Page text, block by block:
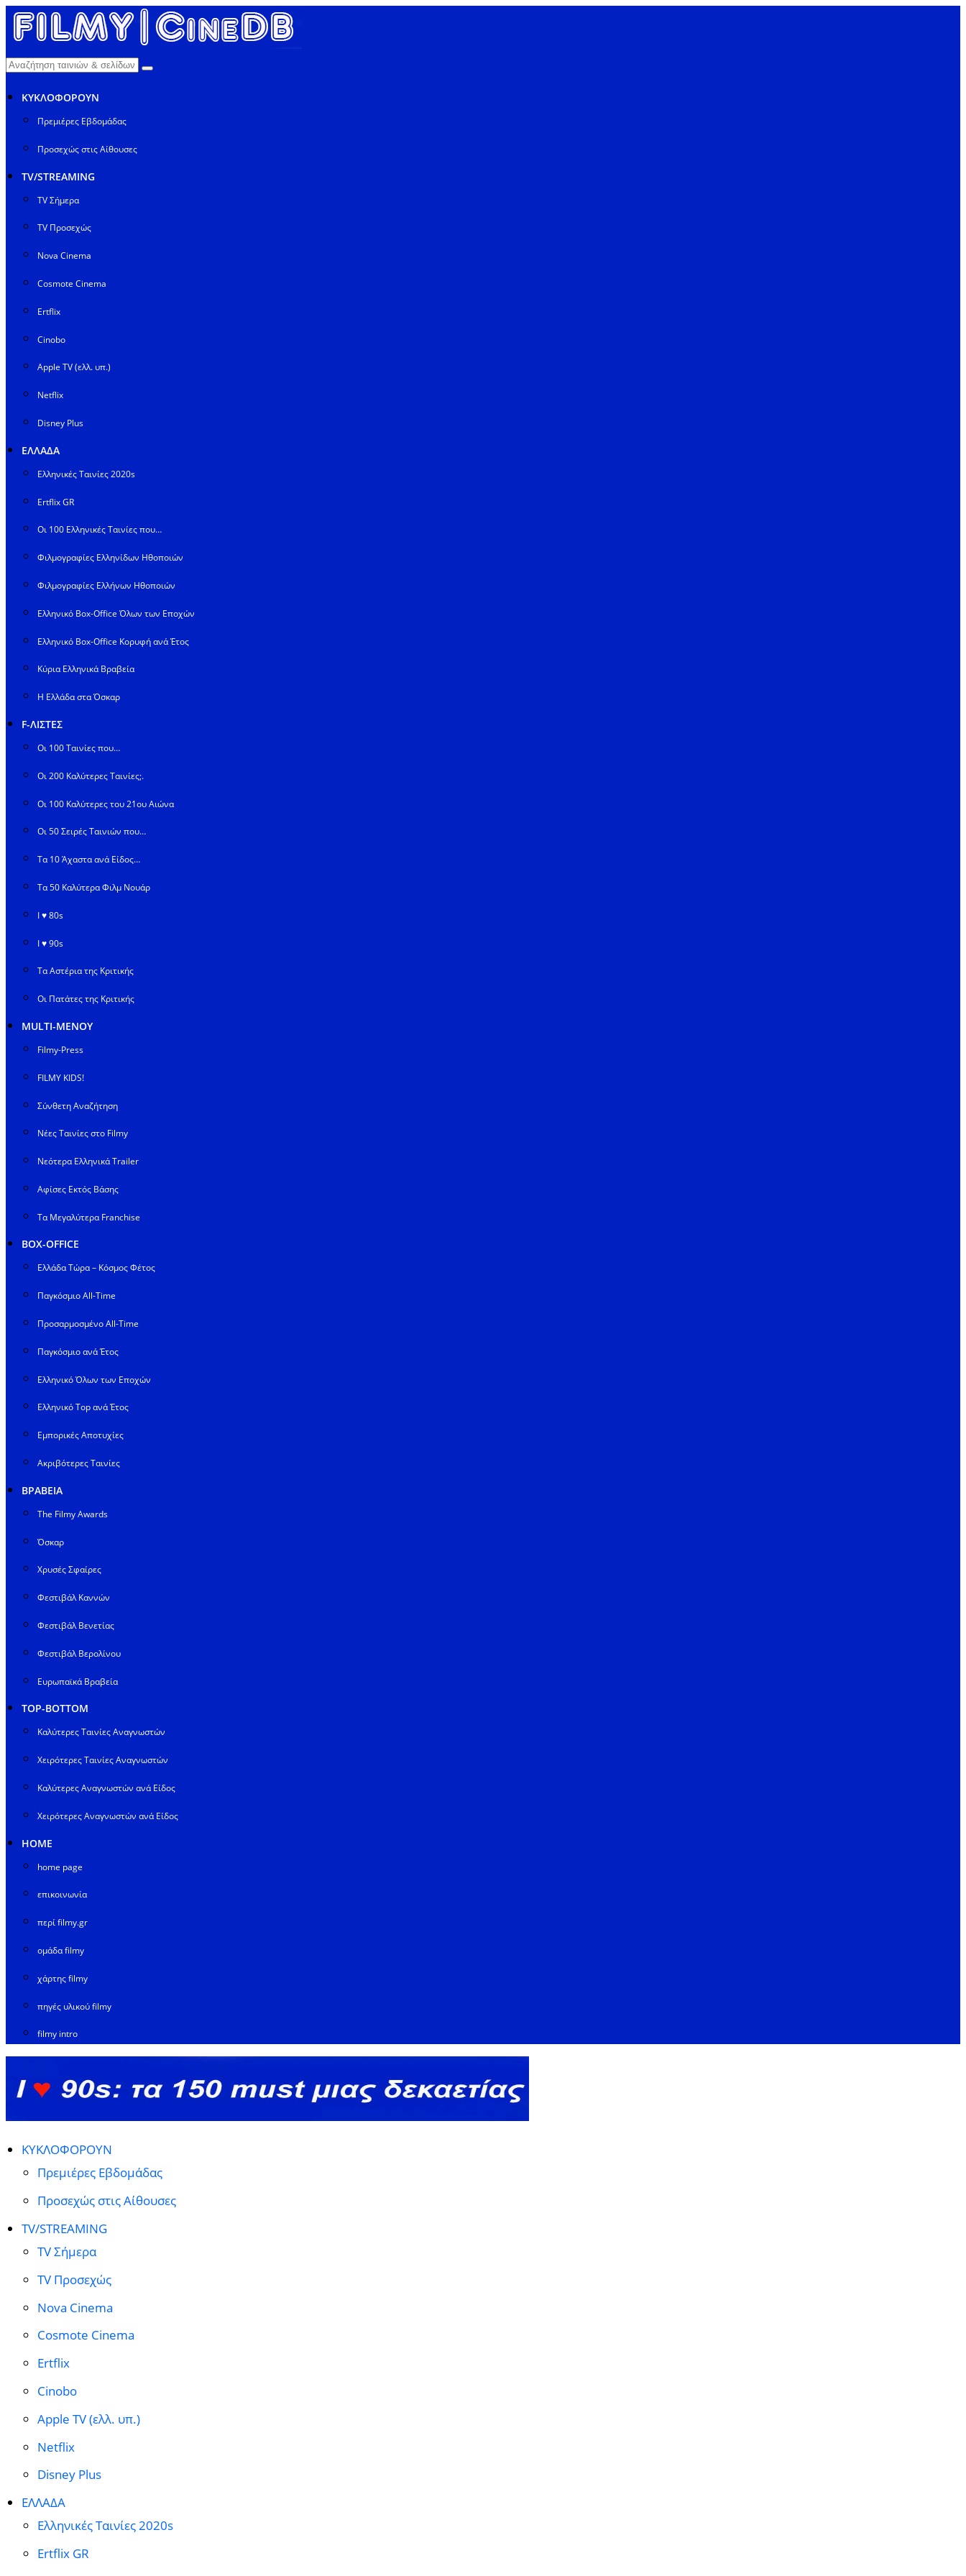
ΚΥΚΛΟΦΟΡΟΥΝ
Πρεμιέρες Εβδομάδας
Προσεχώς στις Αίθουσες
TV/STREAMING
TV Σήμερα
TV Προσεχώς
Nova Cinema
Cosmote Cinema
Ertflix
Cinobo
Apple TV (ελλ. υπ.)
Netflix
Disney Plus
ΕΛΛΑΔΑ
Ελληνικές Ταινίες 2020s
Ertflix GR
Οι 100 Ελληνικές Ταινίες που…
Φιλμογραφίες Ελληνίδων Ηθοποιών
Φιλμογραφίες Ελλήνων Ηθοποιών
Ελληνικό Box-Office Όλων των Εποχών
Ελληνικό Box-Office Κορυφή ανά Έτος
Κύρια Ελληνικά Βραβεία
Η Ελλάδα στα Όσκαρ
F-ΛΙΣΤΕΣ
Οι 100 Ταινίες που…
Οι 200 Καλύτερες Ταινίες;.
Οι 100 Καλύτερες του 21ου Αιώνα
Οι 50 Σειρές Ταινιών που…
Τα 10 Άχαστα ανά Είδος…
Τα 50 Καλύτερα Φιλμ Νουάρ
I ♥ 80s
I ♥ 90s
Τα Αστέρια της Κριτικής
Οι Πατάτες της Κριτικής
MULTI-ΜΕΝΟΥ
Filmy-Press
FILMY KIDS!
Σύνθετη Αναζήτηση
Νέες Ταινίες στο Filmy
Νεότερα Ελληνικά Trailer
Αφίσες Εκτός Βάσης
Τα Μεγαλύτερα Franchise
BOX-OFFICE
Ελλάδα Τώρα – Κόσμος Φέτος
Παγκόσμιο All-Time
Προσαρμοσμένο All-Time
Παγκόσμιο ανά Έτος
Ελληνικό Όλων των Εποχών
Ελληνικό Top ανά Έτος
Εμπορικές Αποτυχίες
Ακριβότερες Ταινίες
ΒΡΑΒΕΙΑ
The Filmy Awards
Όσκαρ
Χρυσές Σφαίρες
Φεστιβάλ Καννών
Φεστιβάλ Βενετίας
Φεστιβάλ Βερολίνου
Ευρωπαϊκά Βραβεία
TOP-BOTTOM
Καλύτερες Ταινίες Αναγνωστών
Χειρότερες Ταινίες Αναγνωστών
Καλύτερες Αναγνωστών ανά Είδος
Χειρότερες Αναγνωστών ανά Είδος
HOME
home page
επικοινωνία
περί filmy.gr
ομάδα filmy
χάρτης filmy
πηγές υλικού filmy
filmy intro
ΚΥΚΛΟΦΟΡΟΥΝ
Πρεμιέρες Εβδομάδας
Προσεχώς στις Αίθουσες
TV/STREAMING
TV Σήμερα
TV Προσεχώς
Nova Cinema
Cosmote Cinema
Ertflix
Cinobo
Apple TV (ελλ. υπ.)
Netflix
Disney Plus
ΕΛΛΑΔΑ
Ελληνικές Ταινίες 2020s
Ertflix GR